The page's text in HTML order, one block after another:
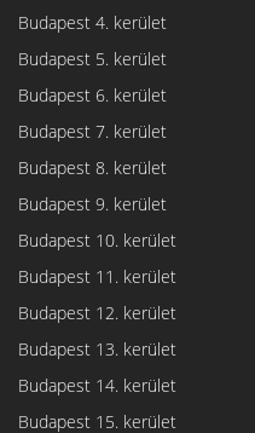
Budapest 4. kerület
Budapest 5. kerület
Budapest 6. kerület
Budapest 7. kerület
Budapest 8. kerület
Budapest 9. kerület
Budapest 10. kerület
Budapest 11. kerület
Budapest 12. kerület
Budapest 13. kerület
Budapest 14. kerület
Budapest 15. kerület